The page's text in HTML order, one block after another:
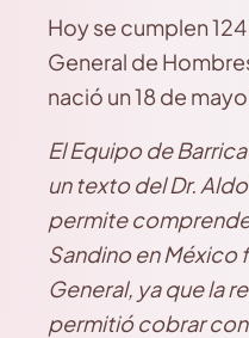
Hoy se cumplen
General de
nació un 18 de
El Equipo de
un texto del Dr.
permite
Sandino en México
General, ya que la
permitió cobrar